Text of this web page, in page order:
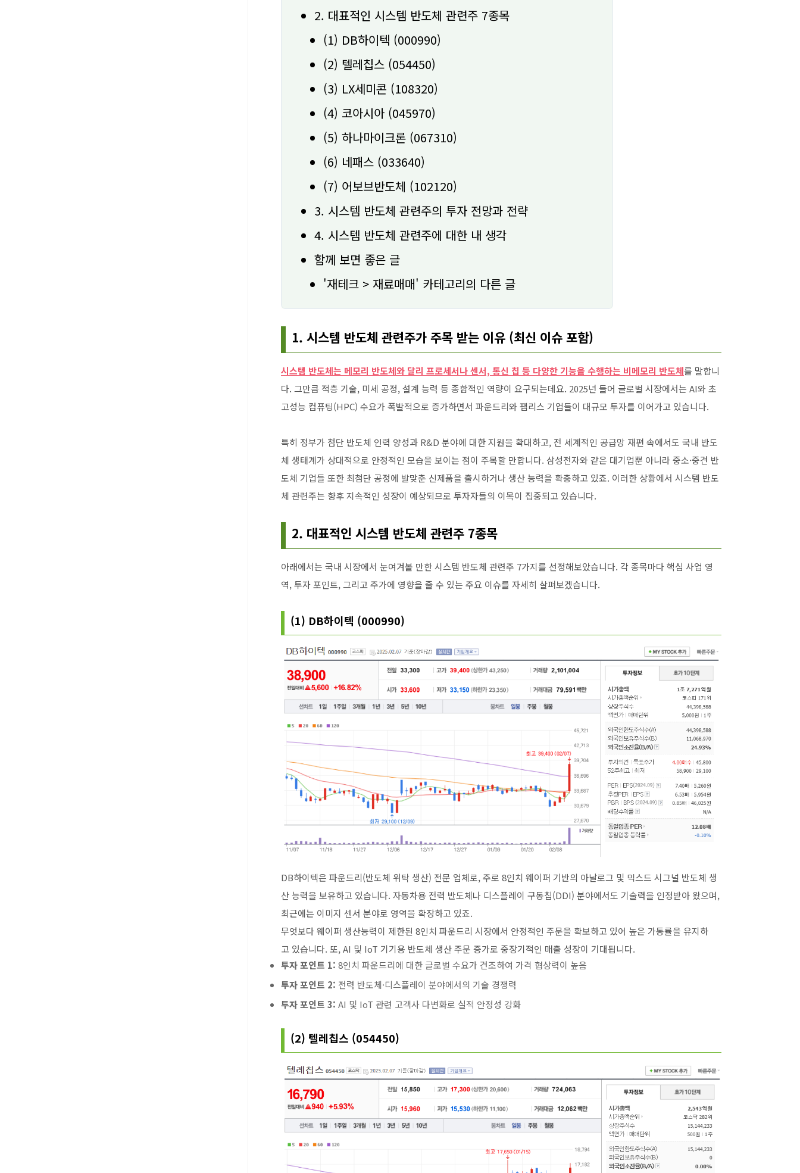
2. 대표적인 시스템 반도체 관련주 7종목
(1) DB하이텍 (000990)
(2) 텔레칩스 (054450)
(3) LX세미콘 (108320)
(4) 코아시아 (045970)
(5) 하나마이크론 (067310)
(6) 네패스 (033640)
(7) 어보브반도체 (102120)
3. 시스템 반도체 관련주의 투자 전망과 전략
4. 시스템 반도체 관련주에 대한 내 생각
함께 보면 좋은 글
'재테크 > 재료매매' 카테고리의 다른 글
1. 시스템 반도체 관련주가 주목 받는 이유 (최신 이슈 포함)
시스템 반도체는 메모리 반도체와 달리 프로세서나 센서, 통신 칩 등 다양한 기능을 수행하는 비메모리 반도체를 말합니
다. 그만큼 적층 기술, 미세 공정, 설계 능력 등 종합적인 역량이 요구되는데요. 2025년 들어 글로벌 시장에서는 AI와 초
고성능 컴퓨팅(HPC) 수요가 폭발적으로 증가하면서 파운드리와 팹리스 기업들이 대규모 투자를 이어가고 있습니다.
특히 정부가 첨단 반도체 인력 양성과 R&D 분야에 대한 지원을 확대하고, 전 세계적인 공급망 재편 속에서도 국내 반도
체 생태계가 상대적으로 안정적인 모습을 보이는 점이 주목할 만합니다. 삼성전자와 같은 대기업뿐 아니라 중소·중견 반
도체 기업들 또한 최첨단 공정에 발맞춘 신제품을 출시하거나 생산 능력을 확충하고 있죠. 이러한 상황에서 시스템 반도
체 관련주는 향후 지속적인 성장이 예상되므로 투자자들의 이목이 집중되고 있습니다.
2. 대표적인 시스템 반도체 관련주 7종목
아래에서는 국내 시장에서 눈여겨볼 만한 시스템 반도체 관련주 7가지를 선정해보았습니다. 각 종목마다 핵심 사업 영
역, 투자 포인트, 그리고 주가에 영향을 줄 수 있는 주요 이슈를 자세히 살펴보겠습니다.
(1) DB하이텍 (000990)
DB하이텍은 파운드리(반도체 위탁 생산) 전문 업체로, 주로 8인치 웨이퍼 기반의 아날로그 및 믹스드 시그널 반도체 생
산 능력을 보유하고 있습니다. 자동차용 전력 반도체나 디스플레이 구동칩(DDI) 분야에서도 기술력을 인정받아 왔으며,
최근에는 이미지 센서 분야로 영역을 확장하고 있죠.
무엇보다 웨이퍼 생산능력이 제한된 8인치 파운드리 시장에서 안정적인 주문을 확보하고 있어 높은 가동률을 유지하
고 있습니다. 또, AI 및 IoT 기기용 반도체 생산 주문 증가로 중장기적인 매출 성장이 기대됩니다.
투자 포인트 1: 8인치 파운드리에 대한 글로벌 수요가 견조하여 가격 협상력이 높음
투자 포인트 2: 전력 반도체·디스플레이 분야에서의 기술 경쟁력
투자 포인트 3: AI 및 IoT 관련 고객사 다변화로 실적 안정성 강화
(2) 텔레칩스 (054450)